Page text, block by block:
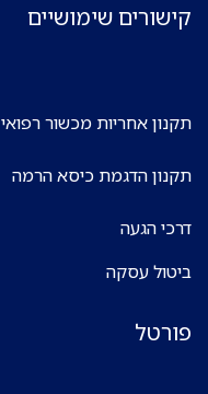
קישורים שימושיים
תקנון אחריות מכשור רפואי
תקנון הדגמת כיסא הרמה
דרכי הגעה
ביטול עסקה
פורטל